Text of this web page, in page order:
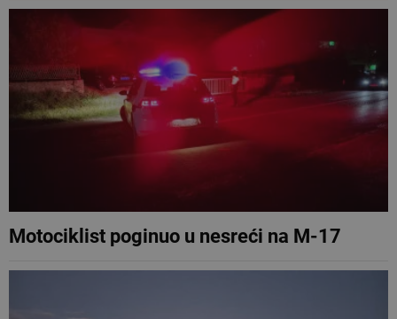
Motociklist poginuo u nesreći na M-17